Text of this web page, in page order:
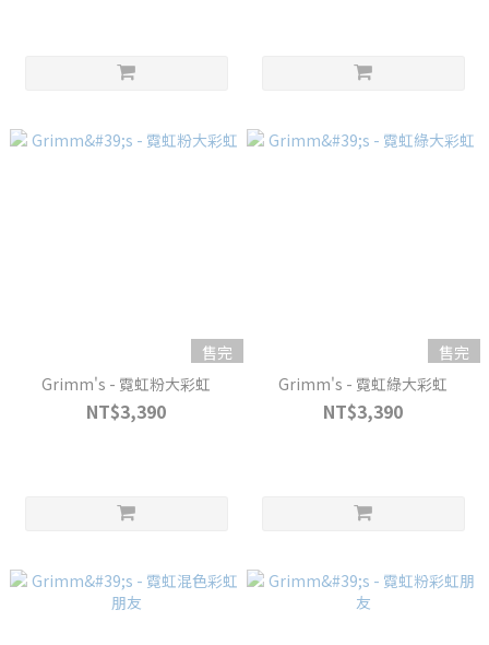
售完
Grimm's - 霓虹粉大彩虹
NT$3,390
售完
Grimm's - 霓虹綠大彩虹
NT$3,390